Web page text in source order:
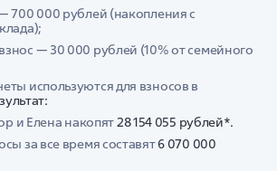
700 000 рублей (накопления с
— 30 000 рублей (10% от семейного
используются для взносов в
и Елена накопят28 154 055 рублей*.
за все время составят6 070 000